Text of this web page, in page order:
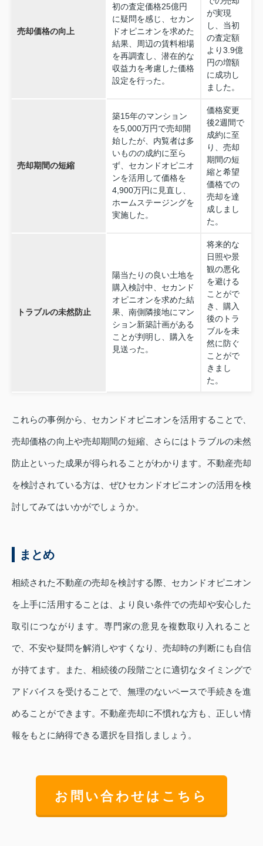
売却価格の向上
初の査定価格25億円
に疑問を感じ、セカン
ドオピニオンを求めた
結果、周辺の賃料相場
を再調査し、潜在的な
収益力を考慮した価格
設定を行った。
が実現
し、当初
の査定額
より3.9億
円の増額
に成功し
ました。
売却期間の短縮
築15年のマンション
を5,000万円で売却開
始したが、内覧者は多
いものの成約に至ら
ず、セカンドオピニオ
ンを活用して価格を
4,900万円に見直し、
ホームステージングを
実施した。
価格変更
後2週間で
成約に至
り、売却
期間の短
縮と希望
価格での
売却を達
成しまし
た。
トラブルの未然防止
陽当たりの良い土地を
購入検討中、セカンド
オピニオンを求めた結
果、南側隣接地にマン
ション新築計画がある
ことが判明し、購入を
見送った。
将来的な
日照や景
観の悪化
を避ける
ことがで
き、購入
後のトラ
ブルを未
然に防ぐ
ことがで
きまし
た。
これらの事例から、セカンドオピニオンを活用することで、
売却価格の向上や売却期間の短縮、さらにはトラブルの未然
防止といった成果が得られることがわかります。不動産売却
を検討されている方は、ぜひセカンドオピニオンの活用を検
討してみてはいかがでしょうか。
まとめ
相続された不動産の売却を検討する際、セカンドオピニオン
を上手に活用することは、より良い条件での売却や安心した
取引につながります。専門家の意見を複数取り入れること
で、不安や疑問を解消しやすくなり、売却時の判断にも自信
が持てます。また、相続後の段階ごとに適切なタイミングで
アドバイスを受けることで、無理のないペースで手続きを進
めることができます。不動産売却に不慣れな方も、正しい情
報をもとに納得できる選択を目指しましょう。
お問い合わせはこちら